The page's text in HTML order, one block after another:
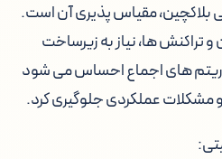
بلاکچین، مقیاس پذیری آن است.
و تراکنش ها، نیاز به زیرساخت
های اجماع احساس می شود
و مشکلات عملکردی جلوگیری کرد.